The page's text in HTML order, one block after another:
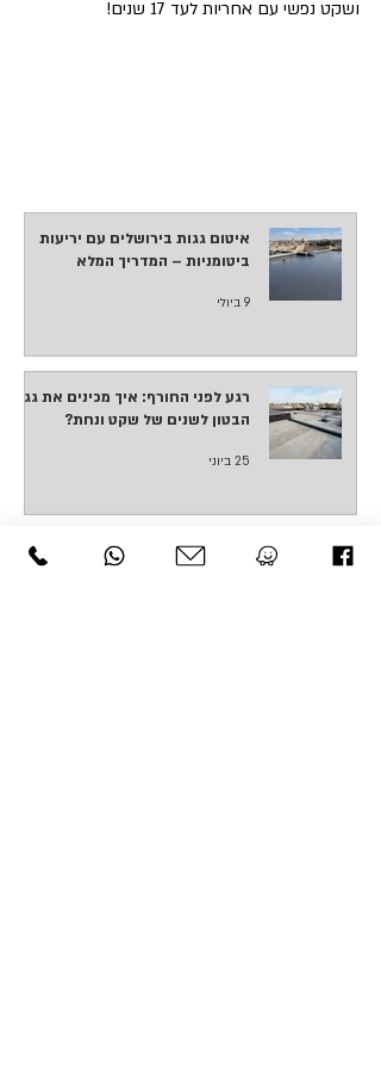
ושקט נפשי עם אחריות לעד 17 שנים!
איטום גגות בירושלים עם יריעות
ביטומניות – המדריך המלא
9 ביולי
רגע לפני החורף: איך מכינים את גג
הבטון לשנים של שקט ונחת?
25 ביוני
המדריך השלם: איך לבחור שיטת